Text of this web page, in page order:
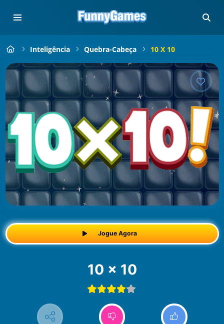
Inteligência Quebra-Cabeça 10 X 10
Jogue Agora
10 x 10